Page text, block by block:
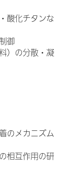
酸化チタンな
御
）の分散・凝
のメカニズム
相互作用の研